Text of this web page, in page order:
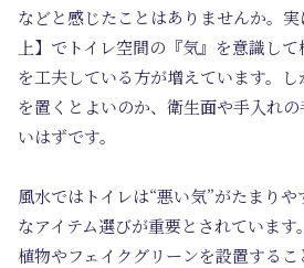
などと感じたことはありませんか。
上】でトイレ空間の『気』を意識し
を工夫している方が増えています。
を置くとよいのか、衛生面や手入れ
いはずです。
風水ではトイレは“悪い気”がたまり
なアイテム選びが重要とされています。
植物やフェイクグリーンを設置するこ